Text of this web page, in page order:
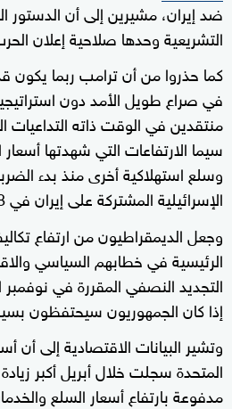
ضد إيران، مشيرين إلى أن الدستور
التشريعية وحدها صلاحية إعلان
كما حذروا من أن ترامب ربما يكون
في صراع طويل الأمد دون
منتقدين في الوقت ذاته التداعيات
سيما الارتفاعات التي شهدتها أسعار
وسلع استهلاكية أخرى منذ بدء
الإسرائيلية المشتركة على إيران في 28 فبراير.
وجعل الديمقراطيون من ارتفاع
الرئيسية في خطابهم السياسي
التجديد النصفي المقررة في
إذا كان الجمهوريون سيحتفظون
وتشير البيانات الاقتصادية إلى أن
المتحدة سجلت خلال أبريل أكبر
مدفوعة بارتفاع أسعار السلع